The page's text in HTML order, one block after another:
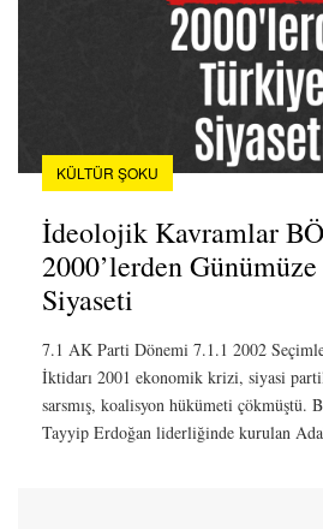
KÜLTÜR ŞOKU
İdeolojik Kavramlar
2000’lerden
Siyaseti
7.1 AK Parti Dönemi 7.1.1 2002
İktidarı 2001 ekonomik krizi, siyasi
sarsmış, koalisyon hükümeti çökmüştü.
Tayyip Erdoğan liderliğinde kurulan